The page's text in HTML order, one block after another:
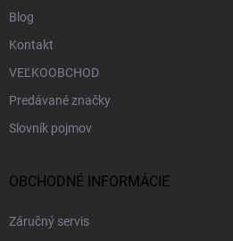
Blog
Kontakt
VEĽKOOBCHOD
Predávané značky
Slovník pojmov
OBCHODNÉ INFORMÁCIE
Záručný servis